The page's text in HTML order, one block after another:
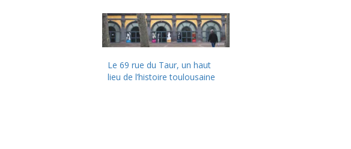
Le 69 rue du Taur, un haut
lieu de l’histoire toulousaine